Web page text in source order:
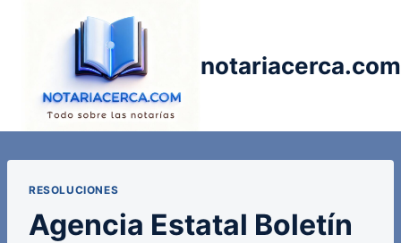
notariacerca.com
RESOLUCIONES
Agencia Estatal Boletín